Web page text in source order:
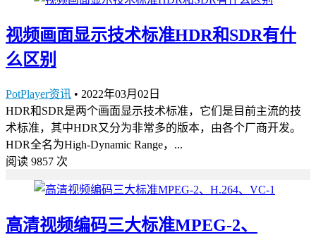
视频画面显示技术标准HDR和SDR有什
么区别
PotPlayer资讯 • 2022年03月02日
HDR和SDR是两个画面显示技术标准，它们是目前主流的技
术标准，其中HDR又分为非常多的版本，由各个厂商开发。
HDR全名为High-Dynamic Range，...
阅读 9857 次
高清视频编码三大标准MPEG-2、